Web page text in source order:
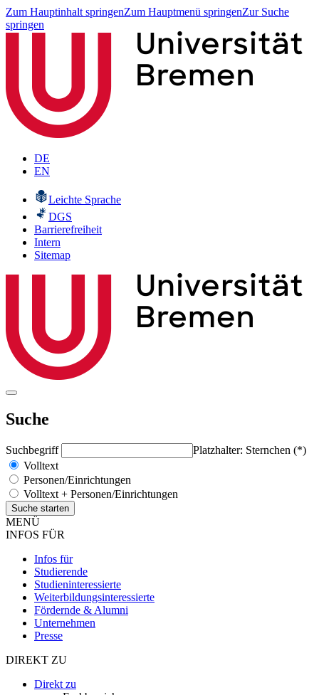
Zum Hauptinhalt springenZum Hauptmenü springenZur Suche
springen
DE
EN
Leichte Sprache
DGS
Barrierefreiheit
Intern
Sitemap
Suche
Suchbegriff
Platzhalter: Sternchen (*)
Volltext
Personen/Einrichtungen
Volltext + Personen/Einrichtungen
MENÜ
INFOS FÜR
Infos für
Studierende
Studieninteressierte
Weiterbildungsinteressierte
Fördernde & Alumni
Unternehmen
Presse
DIREKT ZU
Direkt zu